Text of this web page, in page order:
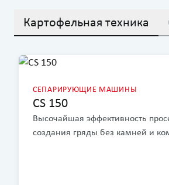
Картофельная техника
СЕПАРИРУЮЩИЕ МАШИНЫ
CS 150
Высочайшая эффективность
создания гряды без камней и